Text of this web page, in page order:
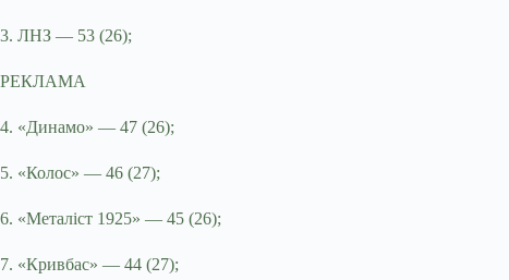
3. ЛНЗ — 53 (26);
РЕКЛАМА
4. «Динамо» — 47 (26);
5. «Колос» — 46 (27);
6. «Металіст 1925» — 45 (26);
7. «Кривбас» — 44 (27);